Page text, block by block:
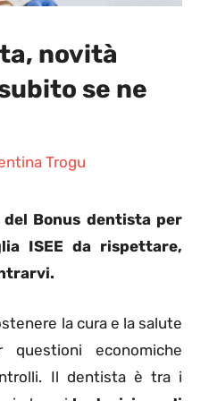
novità
se ne
Trogu
del Bonus dentista per
ISEE da rispettare,
la cura e la salute
economiche
Il dentista è tra i